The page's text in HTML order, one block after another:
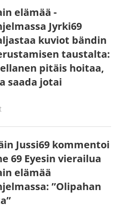
elämää -
Jyrki69
kuviot bändin
taustalta:
pitäis hoitaa,
saada jotai
Jussi69 kommentoi
69 Eyesin vierailua
elämää
”Olipahan